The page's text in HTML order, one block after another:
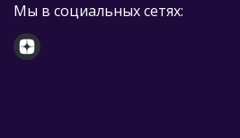
Мы в социальных сетях: